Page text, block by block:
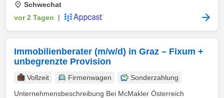
Schwechat
vor 2 Tagen
Immobilienberater (m/w/d) in Graz – Fixum +
unbegrenzte Provision
Vollzeit Firmenwagen
Sonderzahlung
Unternehmensbeschreibung Bei McMakler Österreich